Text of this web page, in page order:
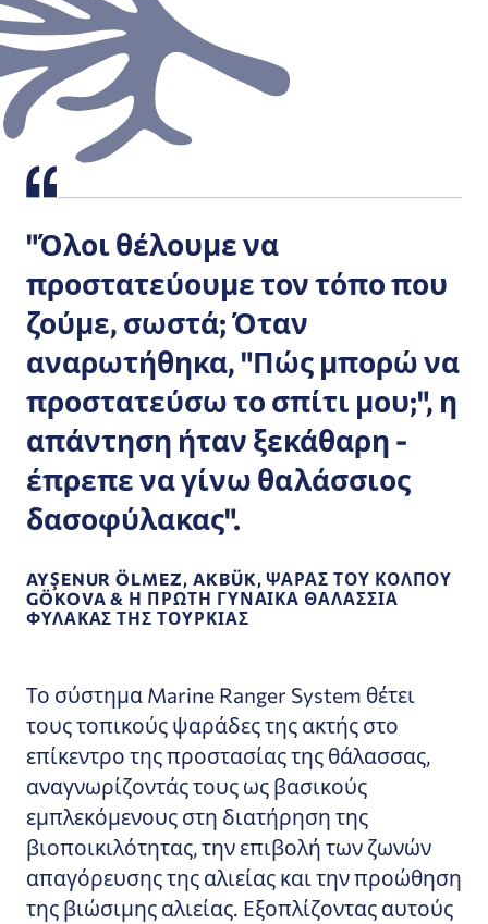
"Όλοι θέλουμε να
προστατεύουμε τον τόπο που
ζούμε, σωστά; Όταν
αναρωτήθηκα, "Πώς μπορώ να
προστατεύσω το σπίτι μου;", η
απάντηση ήταν ξεκάθαρη -
έπρεπε να γίνω θαλάσσιος
δασοφύλακας".
AYŞENUR ÖLMEZ, AKBÜK, ΨΑΡΆΣ ΤΟΥ ΚΌΛΠΟΥ
GÖKOVA & Η ΠΡΏΤΗ ΓΥΝΑΊΚΑ ΘΑΛΆΣΣΙΑ
ΦΎΛΑΚΑΣ ΤΗΣ ΤΟΥΡΚΊΑΣ
Το σύστημα Marine Ranger System θέτει
τους τοπικούς ψαράδες της ακτής στο
επίκεντρο της προστασίας της θάλασσας,
αναγνωρίζοντάς τους ως βασικούς
εμπλεκόμενους στη διατήρηση της
βιοποικιλότητας, την επιβολή των ζωνών
απαγόρευσης της αλιείας και την προώθηση
της βιώσιμης αλιείας. Εξοπλίζοντας αυτούς